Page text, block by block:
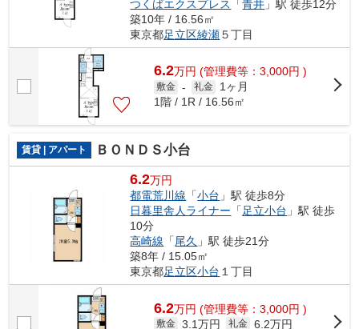
つくばエクスプレス 「青井 」駅 徒歩12分
築10年 / 16.56㎡
東京都足立区綾瀬５丁目
6.2万円 (管理費等：3,000円 )
敷金 - 礼金
1ヶ月
1階 / 1R / 16.56㎡
賃貸 | アパート ＢＯＮＤＳ小台
6.2万円
都電荒川線 「小台 」駅 徒歩8分
日暮里舎人ライナー 「足立小台 」駅 徒歩
10分
高崎線 「尾久 」駅 徒歩21分
築8年 / 15.05㎡
東京都足立区小台 １丁目
6.2万円 (管理費等：3,000円 )
敷金 3.1万円 礼金 6.2万円